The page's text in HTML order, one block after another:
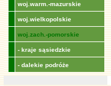
woj.warm.-mazurskie
woj.wielkopolskie
woj.zach.-pomorskie
- kraje sąsiedzkie
- dalekie podróże